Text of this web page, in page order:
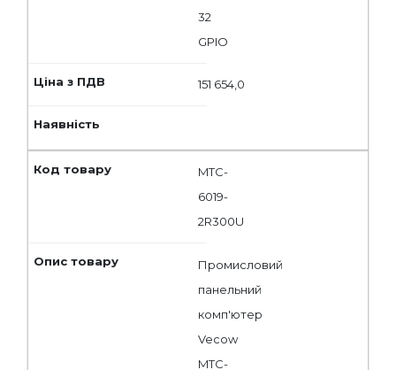
32
GPIO
151 654,0
MTC-
6019-
2R300U
Промисловий
панельний
комп'ютер
Vecow
MTC-